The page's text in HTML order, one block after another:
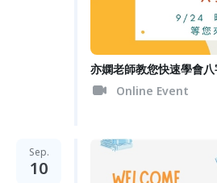
亦嫻老師教您快速學會
Online Event
Sep.
10